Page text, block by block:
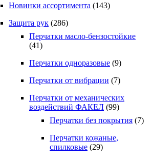
Новинки ассортимента (143)
Защита рук (286)
Перчатки масло-бензостойкие
(41)
Перчатки одноразовые (9)
Перчатки от вибрации (7)
Перчатки от механических
воздействий ФАКЕЛ (99)
Перчатки без покрытия (7)
Перчатки кожаные,
спилковые (29)